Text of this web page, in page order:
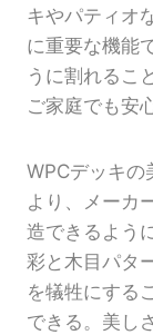
キやパティオ
に重要な機能
うに割れるこ
ご家庭でも安
WPCデッキの
より、メーカ
造できるよう
彩と木目パタ
を犠牲にする
できる。美し